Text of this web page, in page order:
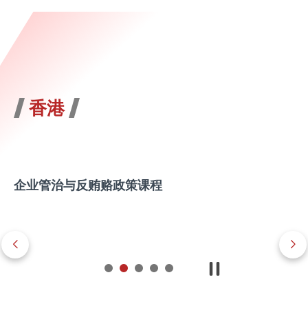
香港
企业管治与反贿赂政策课程